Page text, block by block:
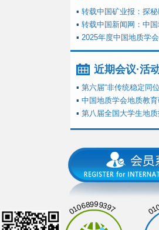
▪ 转载中国矿业报：探
▪ 转载中国新闻网：中
▪ 2025年度中国地质学
近期会议·活
▪ 第六届“非传统稳定同
▪ 中国地质学会地质教
▪ 第八届全国大学生地
01068999397